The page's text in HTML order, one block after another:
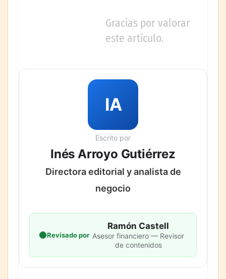
Gracias por valorar
este artículo.
IA
Escrito por
Inés Arroyo Gutiérrez
Directora editorial y analista de
negocio
Revisado por
Ramón Castell
Asesor financiero — Revisor
de contenidos